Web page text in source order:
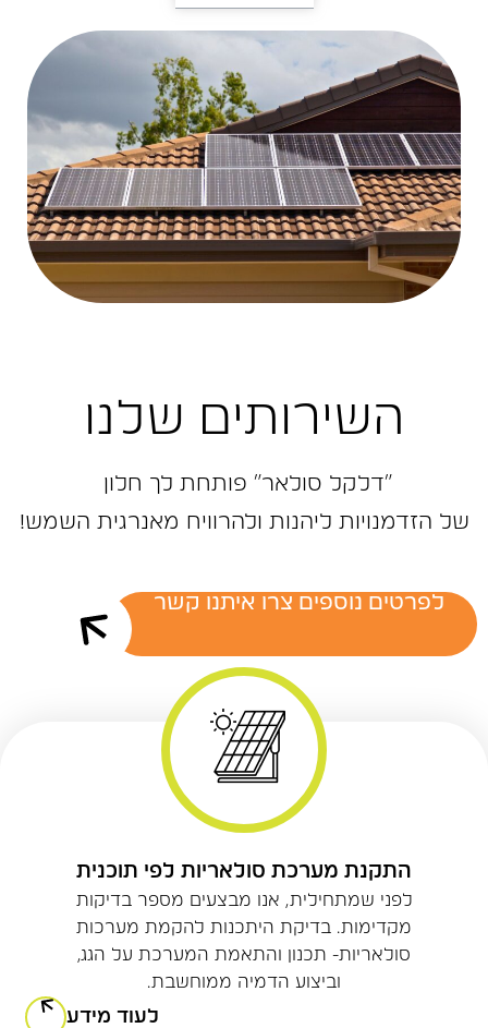
התקנת מערכת סולאריות לפי תוכנית
לפני שמתחילית, אנו מבצעים מספר בדיקות
מקדימות. בדיקת היתכנות להקמת מערכות
סולאריות- תכנון והתאמת המערכת על הגג,
וביצוע הדמיה ממוחשבת.
לעוד מידע
השירותים שלנו
״דלקל ‬סולאר״‭ ‬פותחת‭ ‬לך‭ ‬חלון‭ ‬
של‭ ‬הזדמנויות‭ ‬ליהנות‭ ‬ולהרוויח‭ ‬מאנרגית‭ ‬השמש‭!‬
לפרטים נוספים צרו איתנו קשר